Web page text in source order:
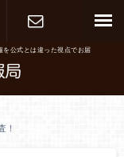
公式とは違った視点でお届
お問い合わ
せ
！